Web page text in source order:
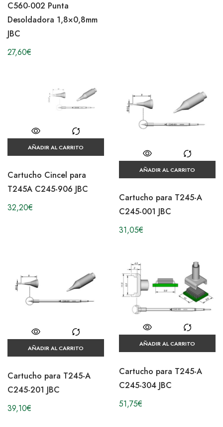
C560-002 Punta
Desoldadora 1,8×0,8mm
JBC
27,60€
AÑADIR AL CARRITO
Cartucho Cincel para
T245A C245-906 JBC
32,20€
AÑADIR AL CARRITO
Cartucho para T245-A
C245-001 JBC
31,05€
AÑADIR AL CARRITO
Cartucho para T245-A
C245-201 JBC
39,10€
AÑADIR AL CARRITO
Cartucho para T245-A
C245-304 JBC
51,75€